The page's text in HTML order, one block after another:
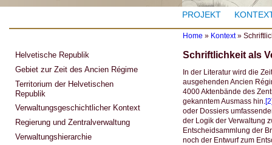
PROJEKT
Y
o
u
a
r
e
h
e
r
e
Home » Kontext»
Schriftlichkeit als
In der Literatur wird die
ausgehenden Ancien
4000 Aktenbände des
gekanntem Ausmass hin.
oder Dossiers
der Logik der Verwaltung
Entscheidsammlung der
noch der Entwurf zum
Helvetische Republik
Gebiet zur Zeit des Ancien Régime
Territorium der Helvetischen
Republik
Verwaltungsgeschichtlicher Kontext
Regierung und Zentralverwaltung
Verwaltungshierarchie